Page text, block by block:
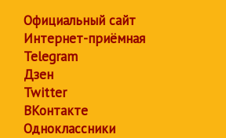
Официальный сайт
Интернет-приёмная
Telegram
Дзен
Twitter
ВКонтакте
Одноклассники